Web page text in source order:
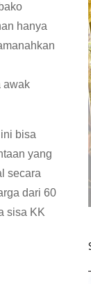
hanya
awak
bisa
yang
secara
dari 60
sisa KK